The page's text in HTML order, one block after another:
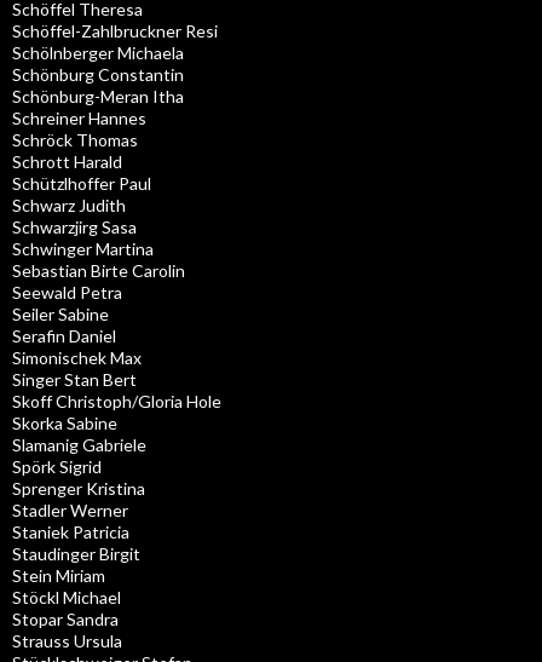
Schöffel Theresa
Schöffel-Zahlbruckner Resi
Schölnberger Michaela
Schönburg Constantin
Schönburg-Meran Itha
Schreiner Hannes
Schröck Thomas
Schrott Harald
Schützlhoffer Paul
Schwarz Judith
Schwarzjirg Sasa
Schwinger Martina
Sebastian Birte Carolin
Seewald Petra
Seiler Sabine
Serafin Daniel
Simonischek Max
Singer Stan Bert
Skoff Christoph/Gloria Hole
Skorka Sabine
Slamanig Gabriele
Spörk Sigrid
Sprenger Kristina
Stadler Werner
Staniek Patricia
Staudinger Birgit
Stein Miriam
Stöckl Michael
Stopar Sandra
Strauss Ursula